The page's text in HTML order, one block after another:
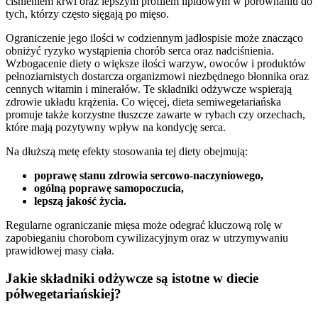
tych, którzy często sięgają po mięso.
Ograniczenie jego ilości w codziennym jadłospisie może znacząco
obniżyć ryzyko wystąpienia chorób serca oraz nadciśnienia.
Wzbogacenie diety o większe ilości warzyw, owoców i produktów
pełnoziarnistych dostarcza organizmowi niezbędnego błonnika oraz
cennych witamin i minerałów. Te składniki odżywcze wspierają
zdrowie układu krążenia. Co więcej, dieta semiwegetariańska
promuje także korzystne tłuszcze zawarte w rybach czy orzechach,
które mają pozytywny wpływ na kondycję serca.
Na dłuższą metę efekty stosowania tej diety obejmują:
poprawę stanu zdrowia sercowo-naczyniowego,
ogólną poprawę samopoczucia,
lepszą jakość życia.
Regularne ograniczanie mięsa może odegrać kluczową rolę w
zapobieganiu chorobom cywilizacyjnym oraz w utrzymywaniu
prawidłowej masy ciała.
Jakie składniki odżywcze są istotne w diecie
półwegetariańskiej?